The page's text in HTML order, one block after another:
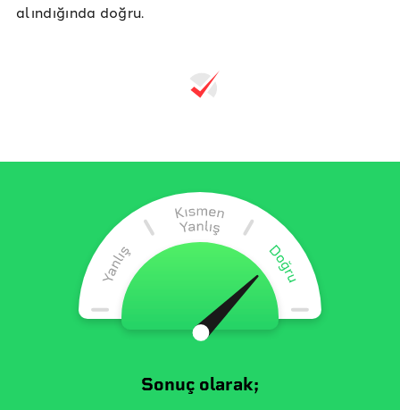
alındığında doğru.
Sonuç olarak;